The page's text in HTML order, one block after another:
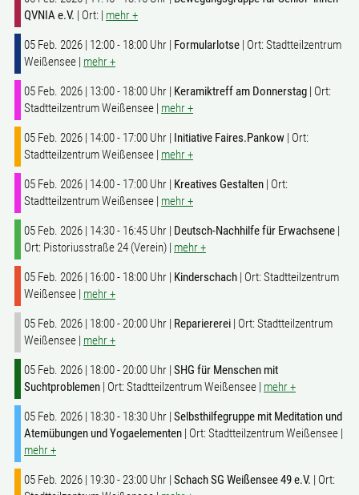
QVNIA e.V. | Ort: | mehr +
05 Feb. 2026 | 12:00 - 18:00 Uhr | Formularlotse | Ort: Stadtteilzentrum
Weißensee | mehr +
05 Feb. 2026 | 13:00 - 18:00 Uhr | Keramiktreff am Donnerstag | Ort:
Stadtteilzentrum Weißensee | mehr +
05 Feb. 2026 | 14:00 - 17:00 Uhr | Initiative Faires.Pankow | Ort:
Stadtteilzentrum Weißensee | mehr +
05 Feb. 2026 | 14:00 - 17:00 Uhr | Kreatives Gestalten | Ort:
Stadtteilzentrum Weißensee | mehr +
05 Feb. 2026 | 14:30 - 16:45 Uhr | Deutsch-Nachhilfe für Erwachsene |
Ort: Pistoriusstraße 24 (Verein) | mehr +
05 Feb. 2026 | 16:00 - 18:00 Uhr | Kinderschach | Ort: Stadtteilzentrum
Weißensee | mehr +
05 Feb. 2026 | 18:00 - 20:00 Uhr | Repariererei | Ort: Stadtteilzentrum
Weißensee | mehr +
05 Feb. 2026 | 18:00 - 20:00 Uhr | SHG für Menschen mit
Suchtproblemen | Ort: Stadtteilzentrum Weißensee | mehr +
05 Feb. 2026 | 18:30 - 18:30 Uhr | Selbsthilfegruppe mit Meditation und
Atemübungen und Yogaelementen | Ort: Stadtteilzentrum Weißensee |
mehr +
05 Feb. 2026 | 19:30 - 23:00 Uhr | Schach SG Weißensee 49 e.V. | Ort: